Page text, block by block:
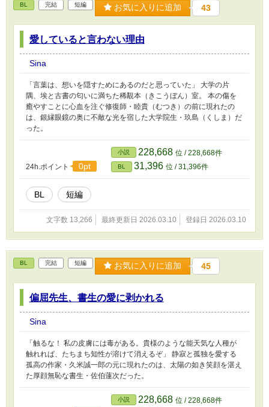
BL 完結 短編 お気に入りに追加 43
愛していると言わない理由
Sina
「言葉は、想いを隠すためにあるのだと思っていた」 大学の片
隅、埃と古書の匂いに満ちた稀覯本（きこうぼん）室。 本の傷を
癒やすことに心血を注ぐ修復師・睦貴（むつき）の前に現れたの
は、銀縁眼鏡の奥に不敵な光を宿した大学院生・玖島（くしま）だ
った。
24h.ポイント 0pt
小説 228,668 位 / 228,668件
BL 31,396 位 / 31,396件
BL 短編
文字数 13,266 最終更新日 2026.03.10 登録日 2026.03.10
BL 完結 短編 お気に入りに追加 45
偏屈先生、書生の愛に剥かれる
Sina
「触るな！ 私の皮膚には毒がある。貴様のような能天気な人種が
触れれば、たちまち知性が溶けて消えるぞ」 静寂と孤独を愛する
孤高の作家・久米誠一郎の元に現れたのは、太陽の如き笑顔を湛え
た厚顔無恥な書生・佐伯蓮次だった。
小説 228,668 位 / 228,668件